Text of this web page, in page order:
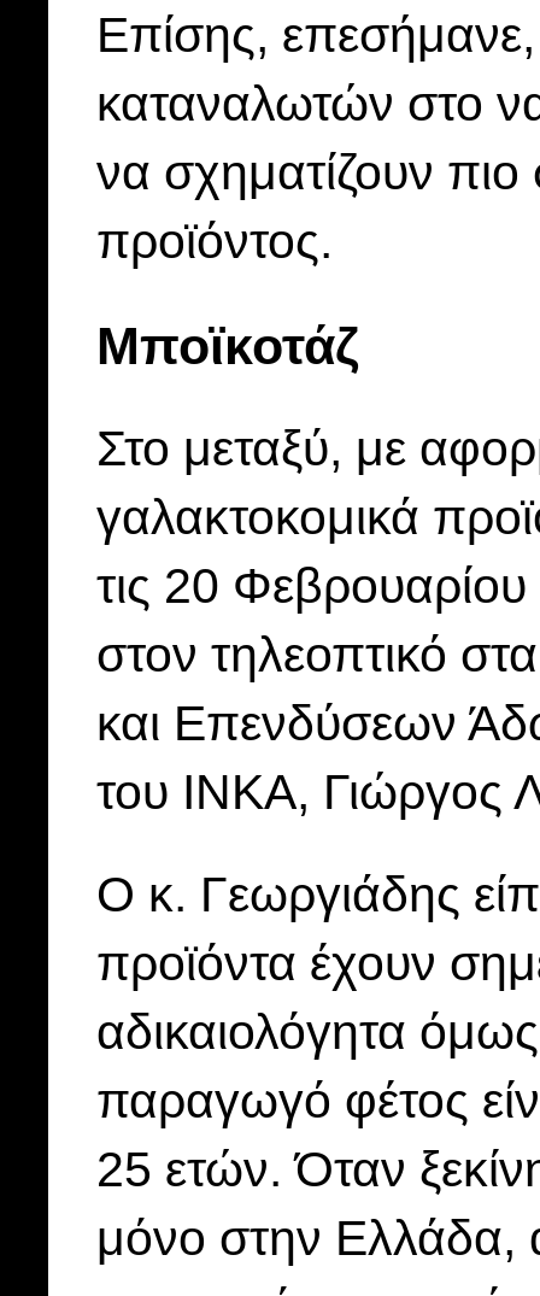
Επίσης,
καταναλωτών στο
να σχηματίζουν
προϊόντος.
Μποϊκοτάζ
Στο μεταξύ, με
γαλακτοκομικά
τις 20
στον τηλεοπτικό
και Επενδύσεων
του ΙΝΚΑ, Γιώργος
Ο κ. Γεωργιάδης
προϊόντα έχουν
αδικαιολόγητα
παραγωγό φέτος
25 ετών. Όταν
μόνο στην Ελλάδα,